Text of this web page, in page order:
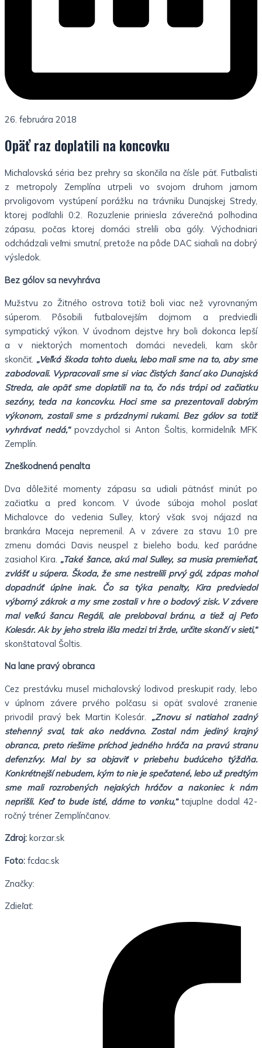
26. februára 2018
Opäť raz doplatili na koncovku
Michalovská séria bez prehry sa skončila na čísle päť. Futbalisti
z metropoly Zemplína utrpeli vo svojom druhom jarnom
prvoligovom vystúpení porážku na trávniku Dunajskej Stredy,
ktorej podľahli 0:2. Rozuzlenie priniesla záverečná polhodina
zápasu, počas ktorej domáci strelili oba góly. Východniari
odchádzali veľmi smutní, pretože na pôde DAC siahali na dobrý
výsledok.
Bez gólov sa nevyhráva
Mužstvu zo Žitného ostrova totiž boli viac než vyrovnaným
súperom. Pôsobili futbalovejším dojmom a predviedli
sympatický výkon. V úvodnom dejstve hry boli dokonca lepší
a v niektorých momentoch domáci nevedeli, kam skôr
skončiť. „Veľká škoda tohto duelu, lebo mali sme na to, aby sme
zabodovali. Vypracovali sme si viac čistých šancí ako Dunajská
Streda, ale opäť sme doplatili na to, čo nás trápi od začiatku
sezóny, teda na koncovku. Hoci sme sa prezentovali dobrým
výkonom, zostali sme s prázdnymi rukami. Bez gólov sa totiž
vyhrávať nedá,“povzdychol si Anton Šoltis, kormidelník MFK
Zemplín.
Zneškodnená penalta
Dva dôležité momenty zápasu sa udiali pätnásť minút po
začiatku a pred koncom. V úvode súboja mohol poslať
Michalovce do vedenia Sulley, ktorý však svoj nájazd na
brankára Maceja nepremenil. A v závere za stavu 1:0 pre
zmenu domáci Davis neuspel z bieleho bodu, keď parádne
zasiahol Kira. „Také šance, akú mal Sulley, sa musia premieňať,
zvlášť u súpera. Škoda, že sme nestrelili prvý gól, zápas mohol
dopadnúť úplne inak. Čo sa týka penalty, Kira predviedol
výborný zákrok a my sme zostali v hre o bodový zisk. V závere
mal veľkú šancu Regáli, ale preloboval bránu, a tiež aj Peťo
Kolesár. Ak by jeho strela išla medzi tri žrde, určite skončí v sieti,“
skonštatoval Šoltis.
Na lane pravý obranca
Cez prestávku musel michalovský lodivod preskupiť rady, lebo
v úplnom závere prvého polčasu si opäť svalové zranenie
privodil pravý bek Martin Kolesár. „Znovu si natiahol zadný
stehenný sval, tak ako nedávno. Zostal nám jediný krajný
obranca, preto riešime príchod jedného hráča na pravú stranu
defenzívy. Mal by sa objaviť v priebehu budúceho týždňa.
Konkrétnejší nebudem, kým to nie je spečatené, lebo už predtým
sme mali rozrobených nejakých hráčov a nakoniec k nám
neprišli. Keď to bude isté, dáme to vonku,“tajuplne dodal 42-
ročný tréner Zemplínčanov.
Zdroj: korzar.sk
Foto: fcdac.sk
Značky:
Zdieľať: